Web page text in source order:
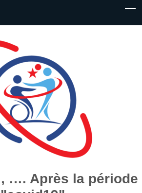
…. Après la période